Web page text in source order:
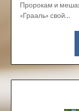
Пророкам и
«Грааль» свой…